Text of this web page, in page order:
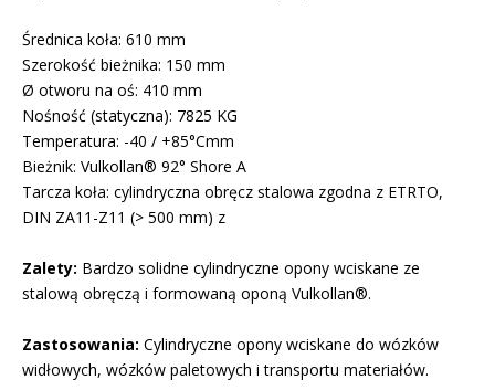
Średnica koła: 610 mm
Szerokość bieżnika: 150 mm
Ø otworu na oś: 410 mm
Nośność (statyczna): 7825 KG
Temperatura: -40 / +85°Cmm
Bieżnik: Vulkollan® 92° Shore A
Tarcza koła: cylindryczna obręcz stalowa zgodna z ETRTO,
DIN ZA11-Z11 (> 500 mm) z
Zalety: Bardzo solidne cylindryczne opony wciskane ze
stalową obręczą i formowaną oponą Vulkollan®.
Zastosowania: Cylindryczne opony wciskane do wózków
widłowych, wózków paletowych i transportu materiałów.